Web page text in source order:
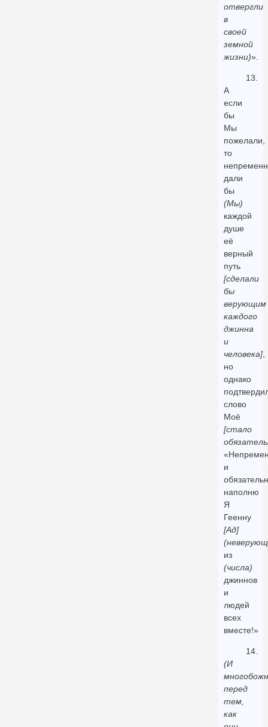
отвергли
в
своей
земной
жизни)».
13.
А
если
бы
Мы
пожелали,
то
дали
бы
(Мы)
каждой
душе
её
верный
путь
[сделали
бы
верующим
каждого
джинна
и
человека],
но
однако
слово
Моё
[стало
и
наполню
Я
Геенну
[Ад]
из
(числа)
джиннов
и
людей
всех
вместе!»
14.
(И
перед
тем,
как